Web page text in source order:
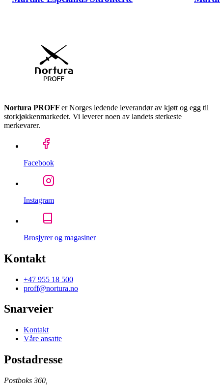
Nortura PROFF er Norges ledende leverandør av kjøtt og egg til
storkjøkkenmarkedet. Vi leverer noen av landets sterkeste
merkevarer.
Facebook
Instagram
Brosjyrer og magasiner
Kontakt
+47 955 18 500
proff@nortura.no
Snarveier
Kontakt
Våre ansatte
Postadresse
Postboks 360,